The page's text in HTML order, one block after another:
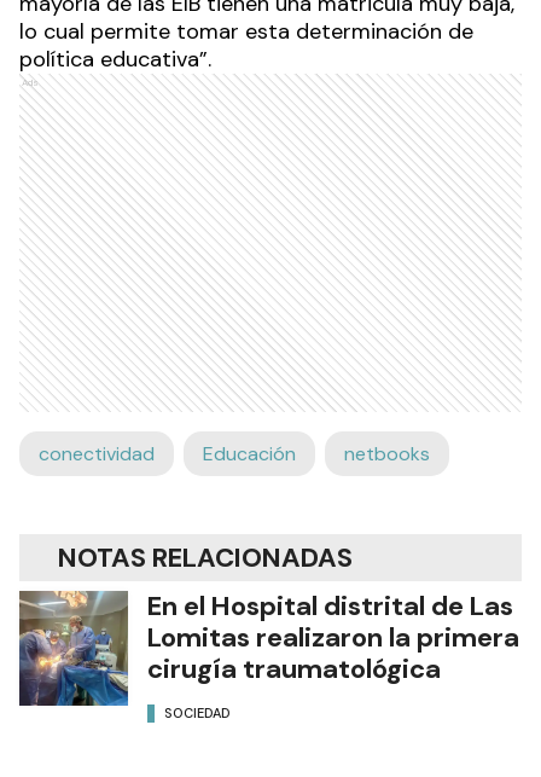
lo cual permite tomar esta determinación de
política educativa”.
Ads
conectividad Educación netbooks
NOTAS RELACIONADAS
En el Hospital distrital de Las
Lomitas realizaron la primera
cirugía traumatológica
SOCIEDAD